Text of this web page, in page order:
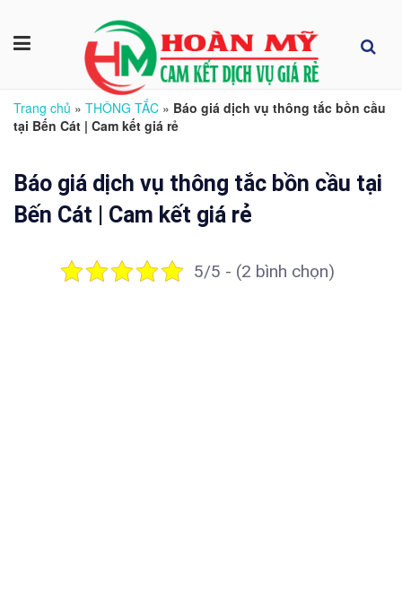
Trang chủ » THÔNG TẮC » Báo giá dịch vụ thông tắc bồn cầu
tại Bến Cát | Cam kết giá rẻ
Báo giá dịch vụ thông tắc bồn cầu tại
Bến Cát | Cam kết giá rẻ
5/5 - (2 bình chọn)